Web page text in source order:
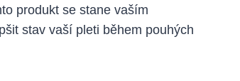
produkt se stane vaším
stav vaší pleti během pouhých